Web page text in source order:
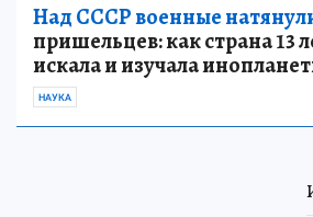
Над СССР военные
пришельцев: как страна 13
искала и изучала
НАУКА